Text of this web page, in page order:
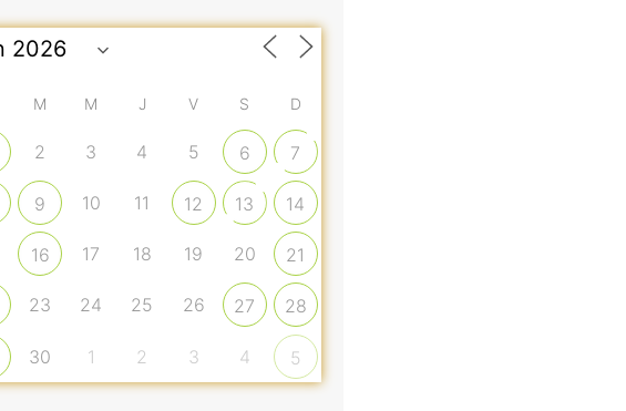
M M J V S D
2 3 4 5 6 7
9 10 11 12 13 14
16 17 18 19 20 21
23 24 25 26 27 28
30 1 2 3 4 5